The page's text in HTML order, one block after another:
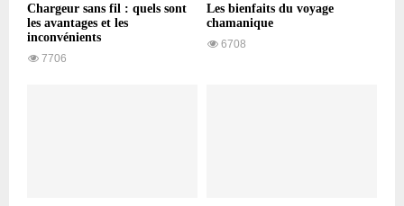
Chargeur sans fil : quels sont
les avantages et les
inconvénients
7706
Les bienfaits du voyage
chamanique
6708